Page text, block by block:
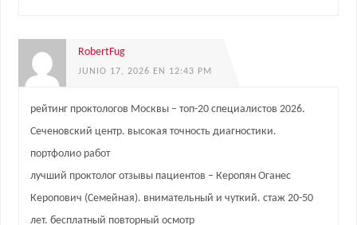
RobertFug
JUNIO 17, 2026 EN 12:43 PM
рейтинг проктологов Москвы – топ-20 специалистов 2026.
Сеченовский центр. высокая точность диагностики.
портфолио работ
лучший проктолог отзывы пациентов – Керопян Оганес
Керопович (Семейная). внимательный и чуткий. cтаж 20-50
лет. бесплатный повторный осмотр